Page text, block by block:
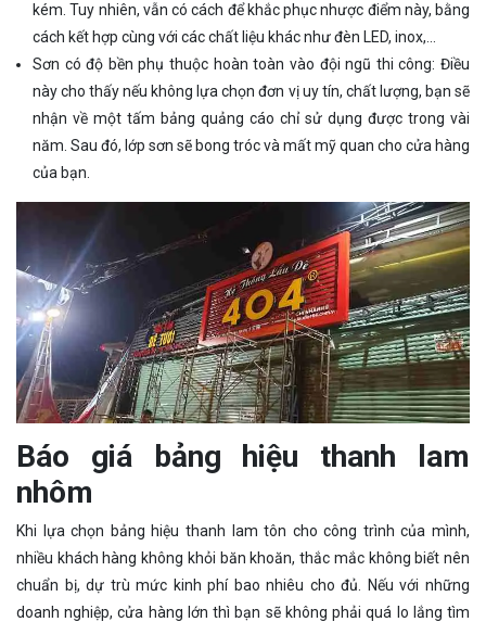
kém. Tuy nhiên, vẫn có cách để khắc phục nhược điểm này, bằng
cách kết hợp cùng với các chất liệu khác như đèn LED, inox,...
Sơn có độ bền phụ thuộc hoàn toàn vào đội ngũ thi công: Điều
này cho thấy nếu không lựa chọn đơn vị uy tín, chất lượng, bạn sẽ
nhận về một tấm bảng quảng cáo chỉ sử dụng được trong vài
năm. Sau đó, lớp sơn sẽ bong tróc và mất mỹ quan cho cửa hàng
của bạn.
Báo giá bảng hiệu thanh lam
nhôm
Khi lựa chọn bảng hiệu thanh lam tôn cho công trình của mình,
nhiều khách hàng không khỏi băn khoăn, thắc mắc không biết nên
chuẩn bị, dự trù mức kinh phí bao nhiêu cho đủ. Nếu với những
doanh nghiệp, cửa hàng lớn thì bạn sẽ không phải quá lo lắng tìm